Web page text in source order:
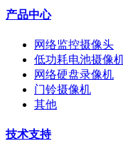
产品中心
网络监控摄像头
低功耗电池摄像
网络硬盘录像机
门铃摄像机
其他
技术支持